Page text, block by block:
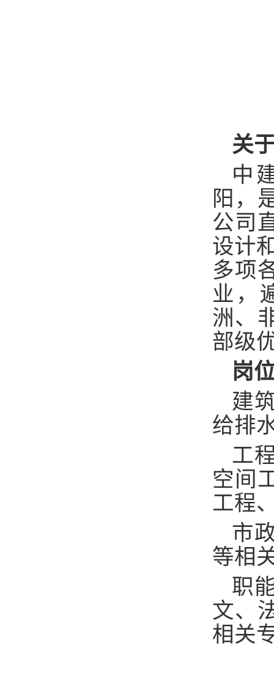
关
中
阳，
公司
设计
多项
业，
洲、
部级
岗
建
给排
工
空间
工程
市
等相
职
文、
相关